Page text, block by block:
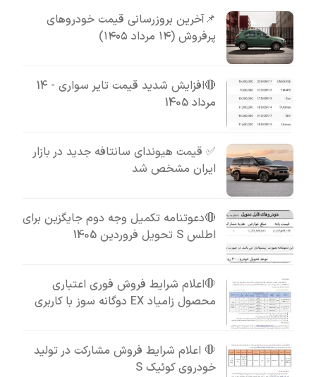
📌آخرین بروزرسانی قیمت خودروهای
پرفروش (۱۴ مرداد ۱۴۰۵)
🔴افزایش شدید قیمت تایر سواری - 14
مرداد 1405
✅ قیمت هیوندای سانتافه جدید در بازار
ایران مشخص شد
🔴دعوتنامه تکمیل وجه دوم جایگزین برای
اطلس S تحویل فروردین 1405
🛑اعلام شرایط فروش فوری اعتباری
محصول زامیاد EX دوگانه سوز با کاربری
🛑 اعلام شرایط فروش مشارکت در تولید
خودروی کوئیک S